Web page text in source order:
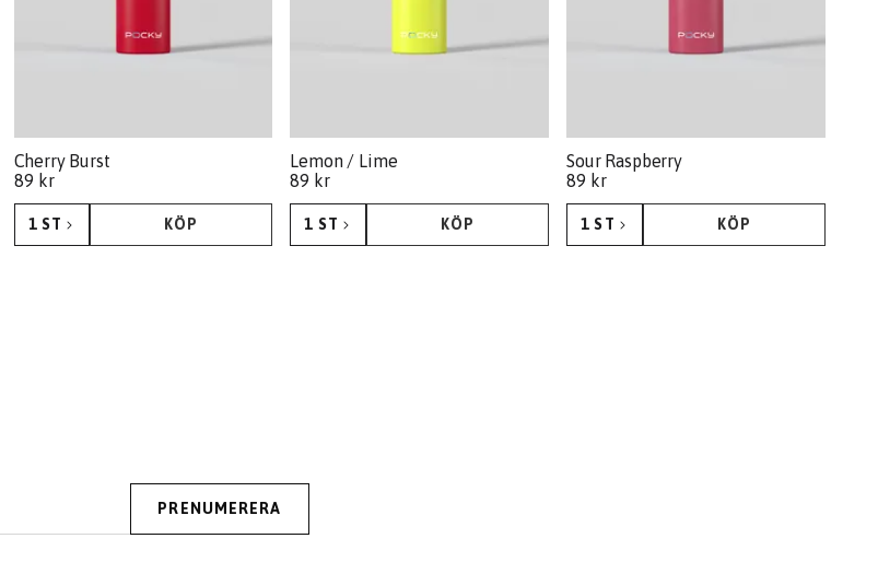
Cherry Burst
89 kr
1 ST
KÖP
KÖP
Lemon / Lime
89 kr
1 ST
KÖP
KÖP
Sour Raspberry
89 kr
1 ST
KÖP
KÖP
PRENUMERERA
PRENUMERERA